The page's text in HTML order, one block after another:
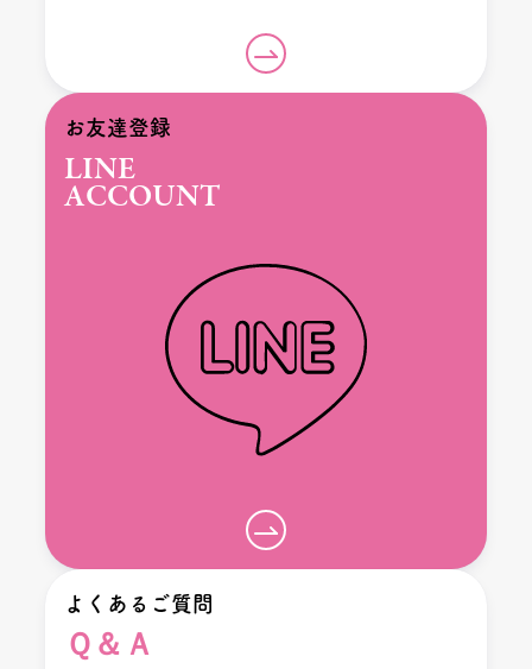
お友達登録
LINE
ACCOUNT
よくあるご質問
Ｑ＆Ａ